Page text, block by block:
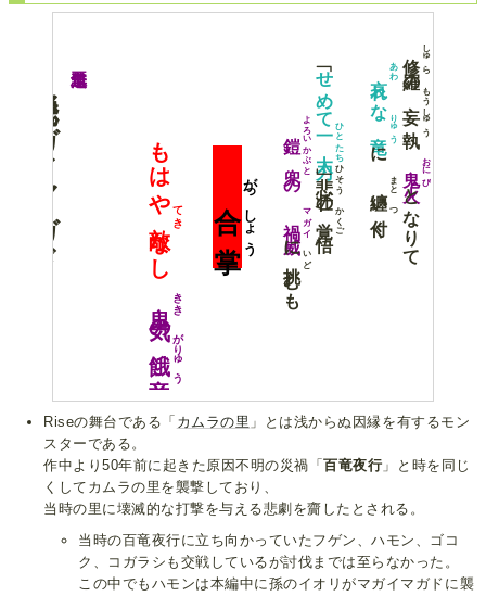
しゅら
の
妄執もうしゅう
おにび
となりて
あわ
れな
りゅう
に
まと
い
つ
く
せめて
ひと
たち
悲壮ひそう
の
覚悟かくご
鎧兜よろいかぶと
の
マガイ
に
いど
むも
合掌がっしょう
もはや
てき
なし
きき
の
餓竜がりゅう
怨虎竜マガイマガド
Riseの舞台である「 カムラの里 」とは浅からぬ因縁を有するモン
スターである。
作中より50年前に起きた原因不明の災禍「百竜夜行 」と時を同じ
くしてカムラの里を襲撃しており、
当時の里に壊滅的な打撃を与える悲劇を齎したとされる。
当時の百竜夜行に立ち向かっていたフゲン、ハモン、ゴコ
ク、コガラシも交戦しているが討伐までは至らなかった。
この中でもハモンは本編中に孫のイオリがマガイマガドに襲